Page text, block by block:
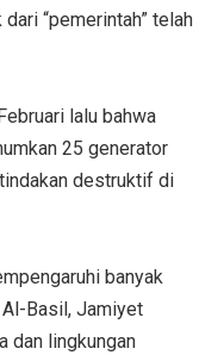
“pemerintah” telah
lalu bahwa
25 generator
destruktif di
banyak
Basil, Jamiyet
dan lingkungan